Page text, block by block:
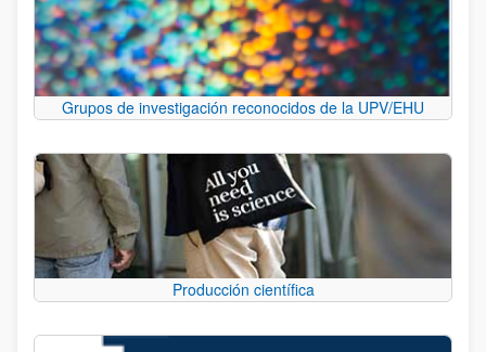
Grupos de investigación reconocidos de la UPV/EHU
Producción científica